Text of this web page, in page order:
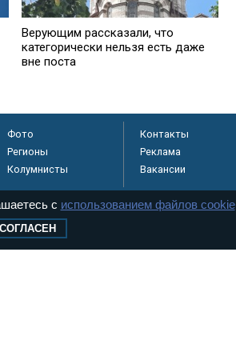
Верующим рассказали, что
категорически нельзя есть даже
вне поста
Фото
Регионы
Колумнисты
Контакты
Реклама
Вакансии
с использованием файлов cookie
СОГЛАСЕН